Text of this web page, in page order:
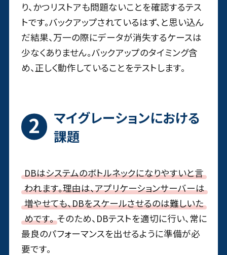
り、かつリストアも問題ないことを確認するテス
トです。バックアップされているはず、と思い込ん
だ結果、万一の際にデータが消失するケースは
少なくありません。バックアップのタイミング含
め、正しく動作していることをテストします。
マイグレーションにおける
課題
DBはシステムのボトルネックになりやすいと言
われます。理由は、アプリケーションサーバーは
増やせても、DBをスケールさせるのは難しいた
めです。 そのため、DBテストを適切に行い、常に
最良のパフォーマンスを出せるように準備が必
要です。